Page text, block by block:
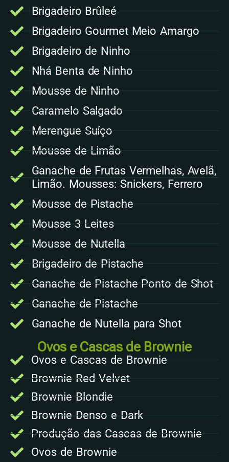
Brigadeiro Brûleé
Brigadeiro Gourmet Meio Amargo
Brigadeiro de Ninho
Nhá Benta de Ninho
Mousse de Ninho
Caramelo Salgado
Merengue Suíço
Mousse de Limão
Ganache de Frutas Vermelhas, Avelã,
Limão. Mousses: Snickers, Ferrero
Mousse de Pistache
Mousse 3 Leites
Mousse de Nutella
Brigadeiro de Pistache
Ganache de Pistache Ponto de Shot
Ganache de Pistache
Ganache de Nutella para Shot
Ovos e Cascas de Brownie
Ovos e Cascas de Brownie
Brownie Red Velvet
Brownie Blondie
Brownie Denso e Dark
Produção das Cascas de Brownie
Ovos de Brownie